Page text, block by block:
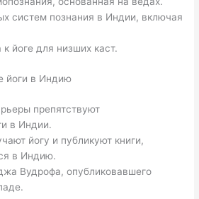
систем познания в Индии, включая
йоге для низших каст.
йоги в Индию
препятствуют
в Индии.
йогу и публикуют книги,
в Индию.
Вудрофа, опубликовавшего